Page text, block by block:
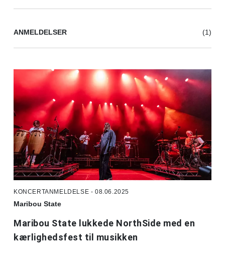
ANMELDELSER (1)
KONCERTANMELDELSE - 08.06.2025
Maribou State
Maribou State lukkede NorthSide med en
kærlighedsfest til musikken